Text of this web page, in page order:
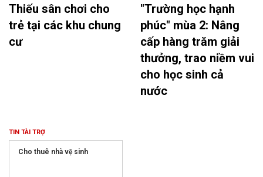
Thiếu sân chơi cho
trẻ tại các khu chung
cư
"Trường học hạnh
phúc" mùa 2: Nâng
cấp hàng trăm giải
thưởng, trao niềm vui
cho học sinh cả
nước
TIN TÀI TRỢ
Cho thuê nhà vệ sinh